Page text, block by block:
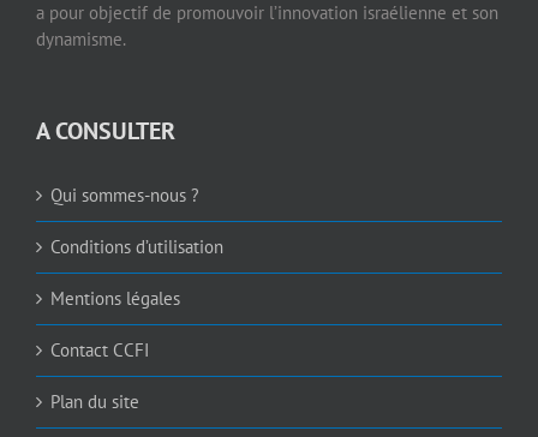
a pour objectif de promouvoir l’innovation israélienne et son
dynamisme.
A CONSULTER
Qui sommes-nous ?
Conditions d’utilisation
Mentions légales
Contact CCFI
Plan du site